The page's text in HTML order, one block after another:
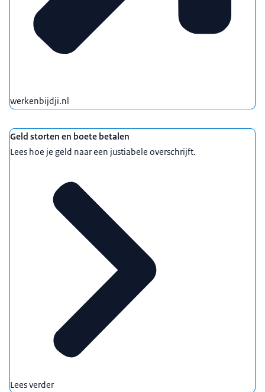
werkenbijdji.nl
Geld storten en boete betalen
Lees hoe je geld naar een justiabele overschrijft.
Lees verder